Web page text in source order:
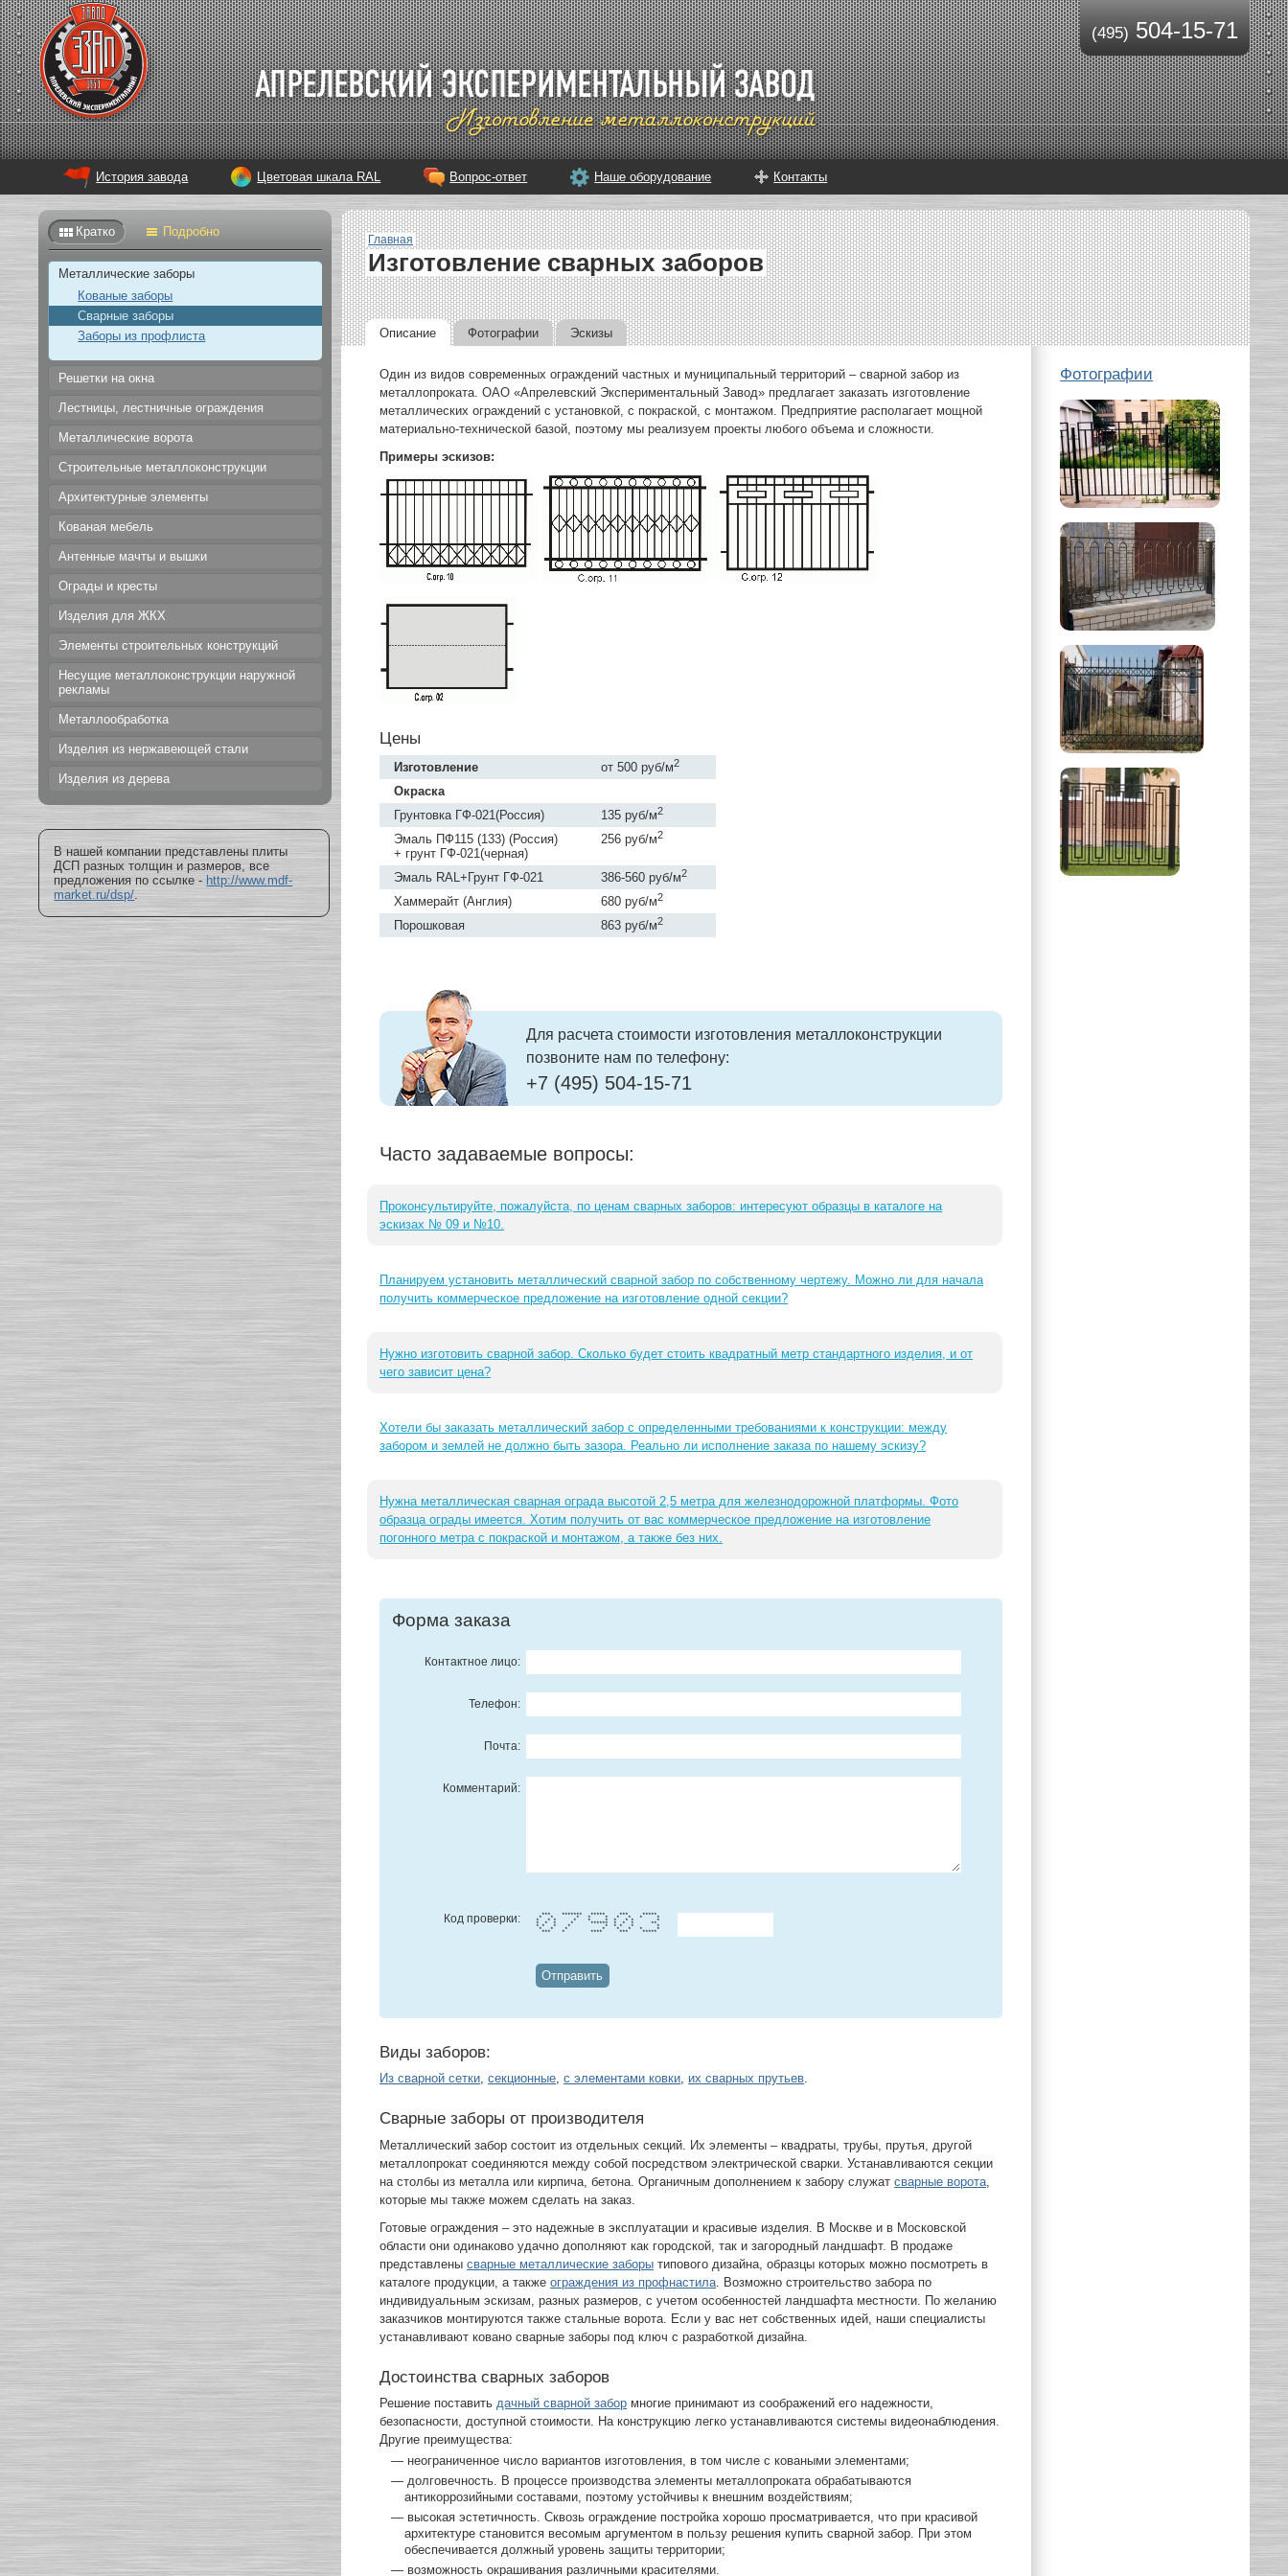
(495)504-15-71
История завода Цветовая шкала RAL Вопрос-ответ Наше оборудование Контакты
Кратко Подробно
Металлические заборы
Кованые заборы
Сварные заборы
Заборы из профлиста
Решетки на окна
Лестницы, лестничные ограждения
Металлические ворота
Строительные металлоконструкции
Архитектурные элементы
Кованая мебель
Антенные мачты и вышки
Ограды и кресты
Изделия для ЖКХ
Элементы строительных конструкций
Несущие металлоконструкции наружной
рекламы
Металлообработка
Изделия из нержавеющей стали
Изделия из дерева
В нашей компании представлены плиты
ДСП разных толщин и размеров, все
предложения по ссылке - http://www.mdf-
market.ru/dsp/.
Главная
Изготовление сварных заборов
Описание Фотографии Эскизы
Один из видов современных ограждений частных и муниципальный территорий – сварной забор из
металлопроката. ОАО «Апрелевский Экспериментальный Завод» предлагает заказать изготовление
металлических ограждений с установкой, с покраской, с монтажом. Предприятие располагает мощной
материально-технической базой, поэтому мы реализуем проекты любого объема и сложности.
Примеры эскизов:
Цены
Изготовление от 500 руб/м2
Окраска
Грунтовка ГФ-021(Россия)
135 руб/м2
Эмаль ПФ115 (133) (Россия)
+ грунт ГФ-021(черная)
256 руб/м2
Эмаль RAL+Грунт ГФ-021 386-560 руб/м2
Хаммерайт (Aнглия) 680 руб/м2
Порошковая 863 руб/м2
Для расчета стоимости изготовления металлоконструкции
позвоните нам по телефону:
+7 (495) 504-15-71
Часто задаваемые вопросы:
Проконсультируйте, пожалуйста, по ценам сварных заборов: интересуют образцы в каталоге на
эскизах № 09 и №10.
Планируем установить металлический сварной забор по собственному чертежу. Можно ли для начала
получить коммерческое предложение на изготовление одной секции?
Нужно изготовить сварной забор. Сколько будет стоить квадратный метр стандартного изделия, и от
чего зависит цена?
Хотели бы заказать металлический забор с определенными требованиями к конструкции: между
забором и землей не должно быть зазора. Реально ли исполнение заказа по нашему эскизу?
Нужна металлическая сварная ограда высотой 2,5 метра для железнодорожной платформы. Фото
образца ограды имеется. Хотим получить от вас коммерческое предложение на изготовление
погонного метра с покраской и монтажом, а также без них.
Форма заказа
Контактное лицо:
Телефон:
Почта:
Комментарий:
Код проверки: *** ******* ***** *** *****
* * * * * * * * *
* * * * * * * * * *
* * * * ****** * * * **
* * * * * * * * *
* * * * * * * *
*** * **** *** *****
Виды заборов:
Из сварной сетки,секционные,с элементами ковки, их сварных прутьев.
Сварные заборы от производителя
Металлический забор состоит из отдельных секций. Их элементы – квадраты, трубы, прутья, другой
металлопрокат соединяются между собой посредством электрической сварки. Устанавливаются секции
на столбы из металла или кирпича, бетона. Органичным дополнением к забору служатсварные ворота
которые мы также можем сделать на заказ.
Готовые ограждения – это надежные в эксплуатации и красивые изделия. В Москве и в Московской
области они одинаково удачно дополняют как городской, так и загородный ландшафт. В продаже
представленысварные металлические заборы типового дизайна, образцы которых можно посмотреть в
каталоге продукции, а такжеограждения из профнастила . Возможно строительство забора по
индивидуальным эскизам, разных размеров, с учетом особенностей ландшафта местности. По желанию
заказчиков монтируются также стальные ворота. Если у вас нет собственных идей, наши специалисты
устанавливают ковано сварные заборы под ключ с разработкой дизайна.
Достоинства сварных заборов
Решение поставитьдачный сварной забор многие принимают из соображений его надежности,
безопасности, доступной стоимости. На конструкцию легко устанавливаются системы видеонаблюдения.
Другие преимущества:
— неограниченное число вариантов изготовления, в том числе с коваными элементами;
— долговечность. В процессе производства элементы металлопроката обрабатываются
антикоррозийными составами, поэтому устойчивы к внешним воздействиям;
— высокая эстетичность. Сквозь ограждение постройка хорошо просматривается, что при красивой
архитектуре становится весомым аргументом в пользу решения купить сварной забор. При этом
обеспечивается должный уровень защиты территории;
— возможность окрашивания различными красителями.
Фотографии